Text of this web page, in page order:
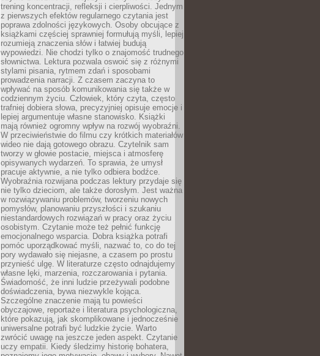
trening koncentracji, refleksji i cierpliwości. Jednym
z pierwszych efektów regularnego czytania jest
poprawa zdolności językowych. Osoby obcujące z
książkami częściej sprawniej formułują myśli, lepiej
rozumieją znaczenia słów i łatwiej budują
wypowiedzi. Nie chodzi tylko o znajomość trudnego
słownictwa. Lektura pozwala oswoić się z różnymi
stylami pisania, rytmem zdań i sposobami
prowadzenia narracji. Z czasem zaczyna to
wpływać na sposób komunikowania się także w
codziennym życiu. Człowiek, który czyta, często
trafniej dobiera słowa, precyzyjniej opisuje emocje i
lepiej argumentuje własne stanowisko. Książki
mają również ogromny wpływ na rozwój wyobraźni.
W przeciwieństwie do filmu czy krótkich materiałów
wideo nie dają gotowego obrazu. Czytelnik sam
tworzy w głowie postacie, miejsca i atmosferę
opisywanych wydarzeń. To sprawia, że umysł
pracuje aktywnie, a nie tylko odbiera bodźce.
Wyobraźnia rozwijana podczas lektury przydaje się
nie tylko dzieciom, ale także dorosłym. Jest ważna
w rozwiązywaniu problemów, tworzeniu nowych
pomysłów, planowaniu przyszłości i szukaniu
niestandardowych rozwiązań w pracy oraz życiu
osobistym. Czytanie może też pełnić funkcję
emocjonalnego wsparcia. Dobra książka potrafi
pomóc uporządkować myśli, nazwać to, co do tej
pory wydawało się niejasne, a czasem po prostu
przynieść ulgę. W literaturze często odnajdujemy
własne lęki, marzenia, rozczarowania i pytania.
Świadomość, że inni ludzie przeżywali podobne
doświadczenia, bywa niezwykle kojąca.
Szczególne znaczenie mają tu powieści
obyczajowe, reportaże i literatura psychologiczna,
które pokazują, jak skomplikowane i jednocześnie
uniwersalne potrafi być ludzkie życie. Warto
zwrócić uwagę na jeszcze jeden aspekt. Czytanie
uczy empatii. Kiedy śledzimy historię bohatera,